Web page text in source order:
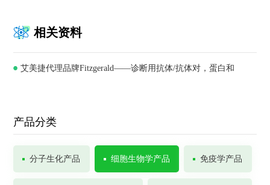
相关资料
艾美捷代理品牌Fitzgerald——诊断用抗体/抗体对，蛋白和
产品分类
分子生化产品 细胞生物学产品 免疫学产品